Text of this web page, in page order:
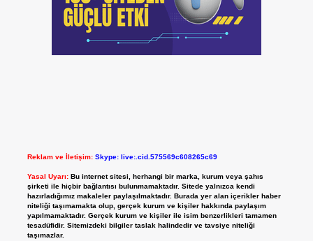
Reklam ve İletişim: Skype: live:.cid.575569c608265c69
Yasal Uyarı: Bu internet sitesi, herhangi bir marka, kurum veya şahıs
şirketi ile hiçbir bağlantısı bulunmamaktadır. Sitede yalnızca kendi
hazırladığımız makaleler paylaşılmaktadır. Burada yer alan içerikler haber
niteliği taşımamakta olup, gerçek kurum ve kişiler hakkında paylaşım
yapılmamaktadır. Gerçek kurum ve kişiler ile isim benzerlikleri tamamen
tesadüfidir. Sitemizdeki bilgiler taslak halindedir ve tavsiye niteliği
taşımazlar.